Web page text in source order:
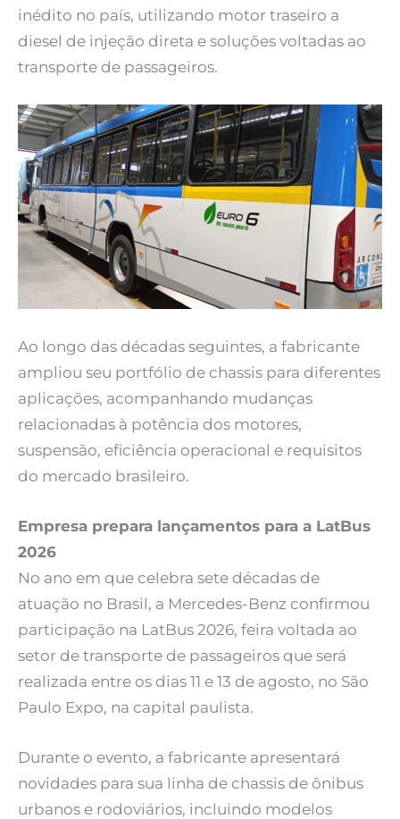
inédito no país, utilizando motor traseiro a
diesel de injeção direta e soluções voltadas ao
transporte de passageiros.
Ao longo das décadas seguintes, a fabricante
ampliou seu portfólio de chassis para diferentes
aplicações, acompanhando mudanças
relacionadas à potência dos motores,
suspensão, eficiência operacional e requisitos
do mercado brasileiro.
Empresa prepara lançamentos para a LatBus
2026
No ano em que celebra sete décadas de
atuação no Brasil, a Mercedes-Benz confirmou
participação na LatBus 2026, feira voltada ao
setor de transporte de passageiros que será
realizada entre os dias 11 e 13 de agosto, no São
Paulo Expo, na capital paulista.
Durante o evento, a fabricante apresentará
novidades para sua linha de chassis de ônibus
urbanos e rodoviários, incluindo modelos